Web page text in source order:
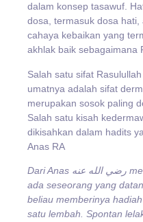
dalam konsep tasawuf.
dosa, termasuk dosa
cahaya kebaikan yang
akhlak baik sebagaimana
Salah satu sifat
umatnya adalah sifat
merupakan sosok paling
Salah satu kisah
dikisahkan dalam hadits
Anas RA
Dari Anas رضي الله عنه mengisahkan: “Pada suatu hari
ada seseorang yang
beliau memberinya
satu lembah. Spontan